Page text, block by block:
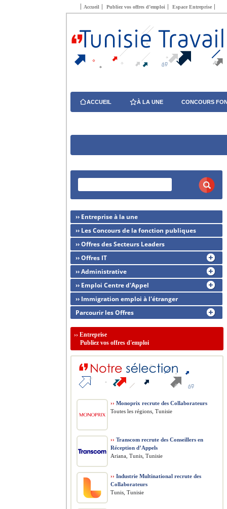
Accueil Publiez vos offres d’emploi Espace Entreprise
ACCUEIL À LA UNE CONCOURS
›› Entreprise à la une
›› Les Concours de la fonction publiques
›› Offres des Secteurs Leaders
›› Offres IT
›› Administrative
›› Emploi Centre d'Appel
›› Immigration emploi à l'étranger
Parcourir les Offres
›› Entreprise
Publiez vos offres d'emploi
›› Monoprix recrute des Collaborateurs
Toutes les régions, Tunisie
›› Transcom recrute des Conseillers en
Réception d’Appels
Ariana, Tunis, Tunisie
›› Industrie Multinational recrute des
Collaborateurs
Tunis, Tunisie